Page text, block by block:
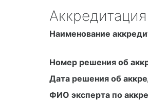
Аккредитация
Наименование
Номер решения об
Дата решения об
ФИО эксперта по